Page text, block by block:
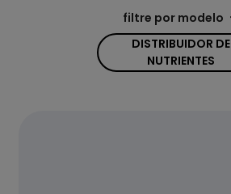
filtre por modelo
DISTRIBUIDOR DE
NUTRIENTES